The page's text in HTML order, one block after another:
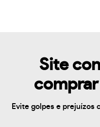
Site
Evite golpes e prejuízos